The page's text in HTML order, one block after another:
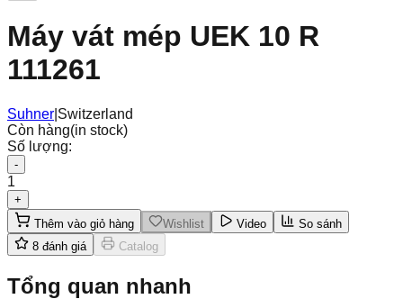
Máy vát mép UEK 10 R
111261
Suhner Switzerland
Còn hàng(in stock)
Số lượng:
-
1
+
Thêm vào giỏ hàng
Wishlist Video
So sánh
8 đánh giá Catalog
Tổng quan nhanh